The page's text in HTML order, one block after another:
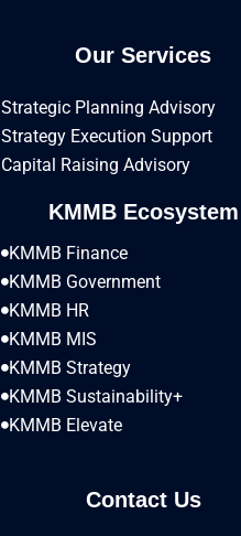
Our Services
Strategic Planning Advisory
Strategy Execution Support
Capital Raising Advisory
KMMB Ecosystem
KMMB Finance
KMMB Government
KMMB HR
KMMB MIS
KMMB Strategy
KMMB Sustainability+
KMMB Elevate
Contact Us